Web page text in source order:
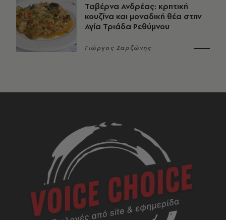
Ταβέρνα Ανδρέας: κρητική
κουζίνα και μοναδική θέα στην
Αγία Τριάδα Ρεθύμνου
Γιώργος Ζαρζώνης